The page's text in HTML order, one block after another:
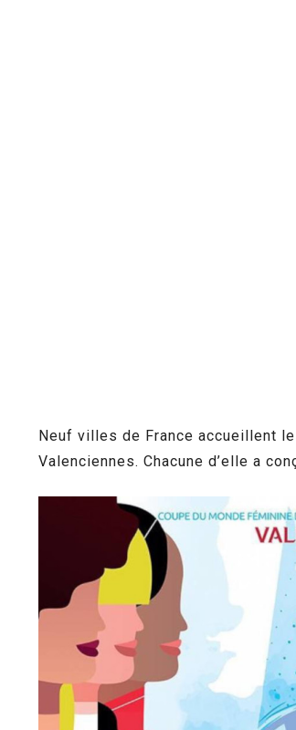
Neuf villes de France accueillent
Valenciennes. Chacune d’elle a